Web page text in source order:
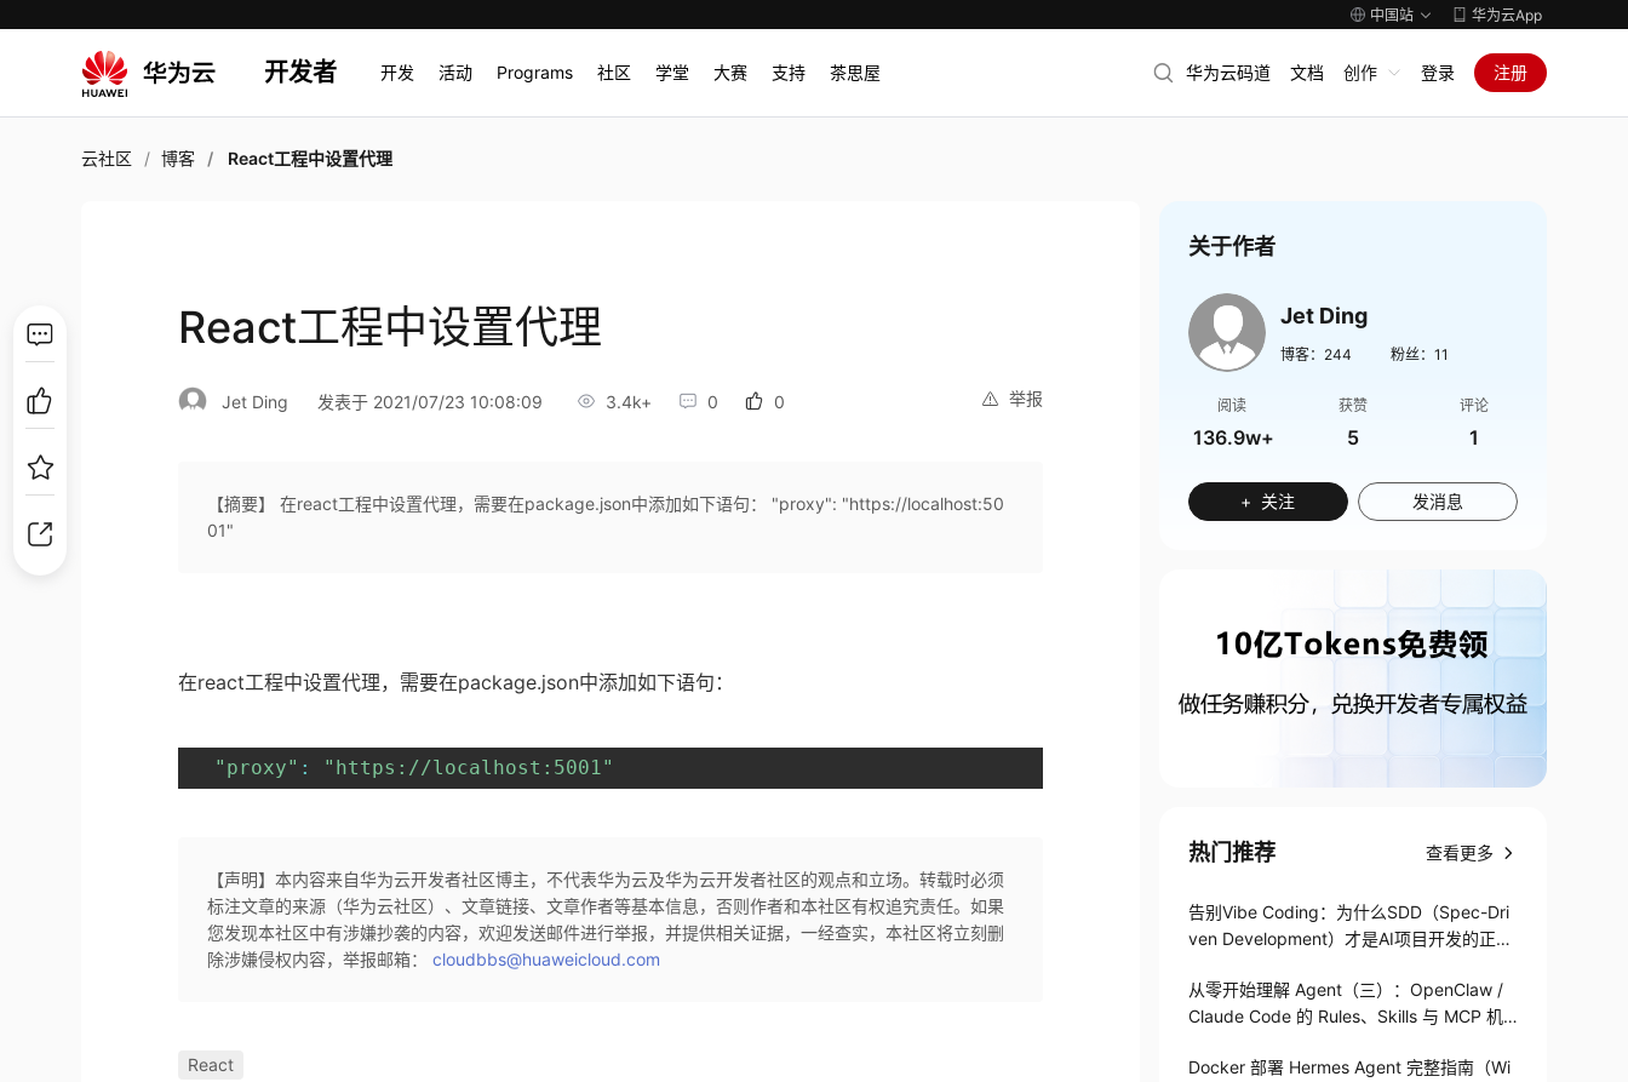
中国站 华为云App
开发者 开发 活动 Programs 社区 学堂 大赛 支持 茶思屋 华为云码道 文档 创作 登录 注册
云社区 博客 React工程中设置代理
React工程中设置代理
举报
Jet Ding 发表于 2021/07/23 10:08:09 3.4k+ 0 0
【摘要】 在react工程中设置代理，需要在package.json中添加如下语句： "proxy": "https://localhost:50
01"
在react工程中设置代理，需要在package.json中添加如下语句：
"proxy" : "https://localhost:5001"
【声明】本内容来自华为云开发者社区博主，不代表华为云及华为云开发者社区的观点和立场。转载时必须
标注文章的来源（华为云社区）、文章链接、文章作者等基本信息，否则作者和本社区有权追究责任。如果
您发现本社区中有涉嫌抄袭的内容，欢迎发送邮件进行举报，并提供相关证据，一经查实，本社区将立刻删
除涉嫌侵权内容，举报邮箱：cloudbbs@huaweicloud.com
React
关于作者
Jet Ding
博客： 244 粉丝： 11
阅读
136.9w+
获赞
5
评论
1
+ 关注 发消息
热门推荐 查看更多
告别Vibe Coding：为什么SDD（Spec-Dri
ven Development）才是AI项目开发的正确
从零开始理解 Agent（三）：OpenClaw /
Claude Code 的 Rules、Skills 与 MCP 机
Docker 部署 Hermes Agent 完整指南（Wi